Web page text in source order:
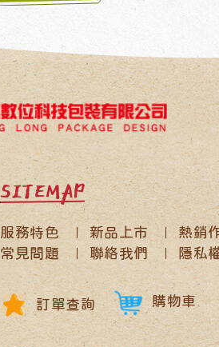
SITEMAP
服務特色 新品上市
熱銷
常見問題
聯絡我們 隱私
訂單查詢 購物車